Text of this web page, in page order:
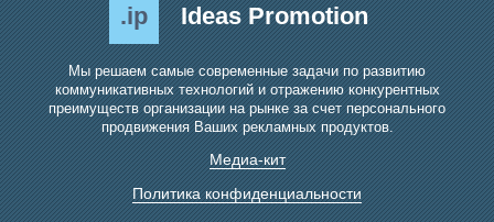
.ip Ideas Promotion
Мы решаем самые современные задачи по развитию
коммуникативных технологий и отражению конкурентных
преимуществ организации на рынке за счет персонального
продвижения Ваших рекламных продуктов.
Медиа-кит
Политика конфиденциальности